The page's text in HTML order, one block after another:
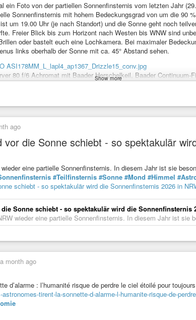
ein Foto von der partiellen Sonnenfinsternis vom letzten Jahr
Sonnenfinsternis mit hohem Bedeckungsgrad von um die 90
um 19.00 Uhr (je nach Standort) und die Sonne geht noch
Freier Blick bis zum Horizont nach Westen bis WNW sind
oder bastelt euch eine Lochkamera. Bei maximaler
links oberhalb der Sonne mit ca. 45° Abstand sehen.
80 f/6 Achromat mit Baader Herschelkeil, Baader Continuum-
Show more
ago
vor die Sonne schiebt - so spektakulär
eine partielle Sonnenfinsternis. In diesem Jahr ist sie
#Teilfinsternis #Sonne #Mond #Himmel
schiebt - so spektakulär wird die Sonnenfinsternis 2026 in
Sonne schiebt - so spektakulär wird die Sonnenfinsternis
wieder eine partielle Sonnenfinsternis. In diesem Jahr ist sie
month ago
d’alarme : l’humanité risque de perdre le ciel étoilé pour toujours
tirent-la-sonnette-d-alarme-l-humanite-risque-de-